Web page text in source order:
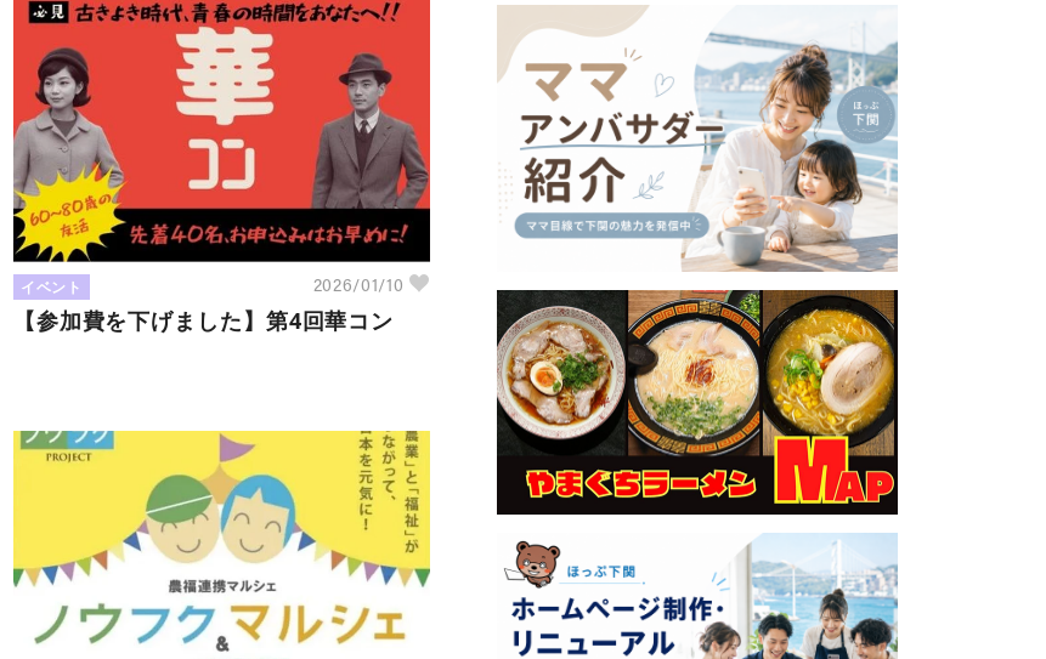
イベント 2026/01/10
【参加費を下げました】第4回華コン